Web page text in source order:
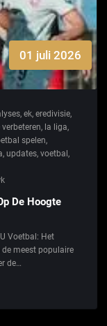
01 juli 2026
, ek, eredivisie,
, la liga,
spelen,
, updates, voetbal,
De Hoogte
Voetbal: Het
meest populaire
de…